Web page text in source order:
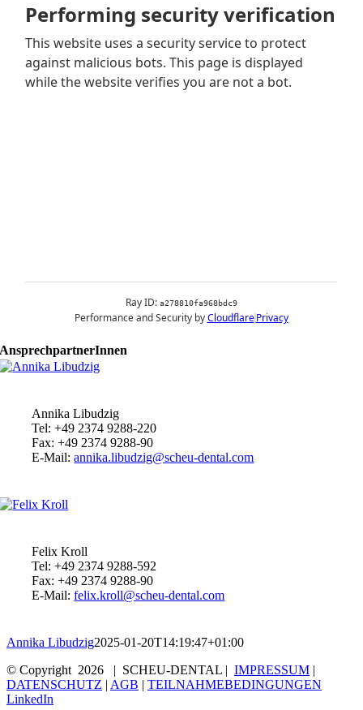
AnsprechpartnerInnen
Annika Libudzig
Tel: +49 2374 9288-220
Fax: +49 2374 9288-90
E-Mail:annika.libudzig@scheu-dental.com
Felix Kroll
Tel: +49 2374 9288-592
Fax: +49 2374 9288-90
E-Mail:felix.kroll@scheu-dental.com
Annika Libudzig2025-01-20T14:19:47+01:00
© Copyright 2026 | SCHEU-DENTAL | IMPRESSUM |
DATENSCHUTZ | AGB | TEILNAHMEBEDINGUNGEN
LinkedIn